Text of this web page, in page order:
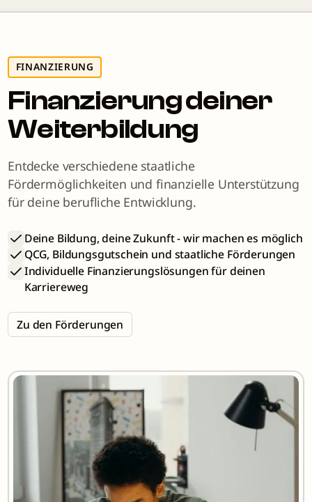
FINANZIERUNG
Finanzierung deiner
Weiterbildung
Entdecke verschiedene staatliche
Fördermöglichkeiten und finanzielle Unterstützung
für deine berufliche Entwicklung.
Deine Bildung, deine Zukunft - wir machen es möglich
QCG, Bildungsgutschein und staatliche Förderungen
Individuelle Finanzierungslösungen für deinen
Karriereweg
Zu den Förderungen